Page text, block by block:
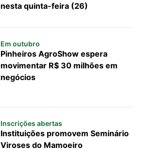
nesta quinta-feira (26)
Em outubro
Pinheiros AgroShow espera
movimentar R$ 30 milhões em
negócios
Inscrições abertas
Instituições promovem Seminário
Viroses do Mamoeiro